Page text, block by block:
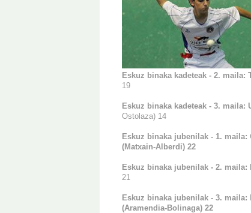
Eskuz binaka kadeteak - 2. maila:
19
Eskuz binaka kadeteak - 3. maila:
Ostolaza) 14
Eskuz binaka jubenilak - 1. maila:
(Matxain-Alberdi) 22
Eskuz binaka jubenilak - 2. maila:
21
Eskuz binaka jubenilak - 3. maila:
(Aramendia-Bolinaga) 22